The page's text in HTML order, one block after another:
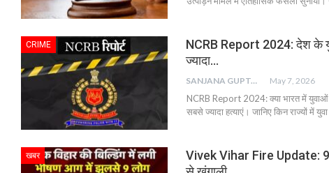
CRIME
NCRB Report 2024: देश के
ज्यादा…
SANJANA GUPTA May 7, 2026
NCRB Report 2024: क्या भारत में युवाओं
सबसे ज्यादा हत्याएं। जानिए किन राज्यों में
खबर
Vivek Vihar Fire Update: 9